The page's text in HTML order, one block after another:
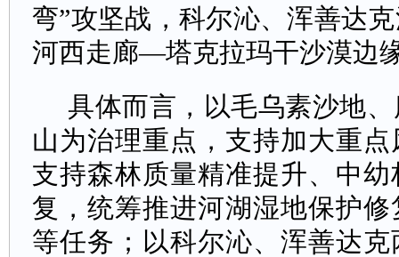
弯”攻坚战，科尔沁、浑善达
河西走廊—塔克拉玛干沙漠边
具体而言，以毛乌素沙地
山为治理重点，支持加大重
支持森林质量精准提升、中
复，统筹推进河湖湿地保护
等任务；以科尔沁、浑善达